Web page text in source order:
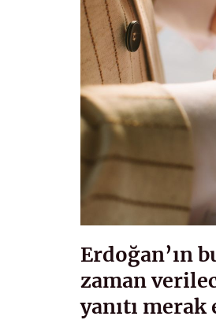
Erdoğan’ın
zaman
yanıtı